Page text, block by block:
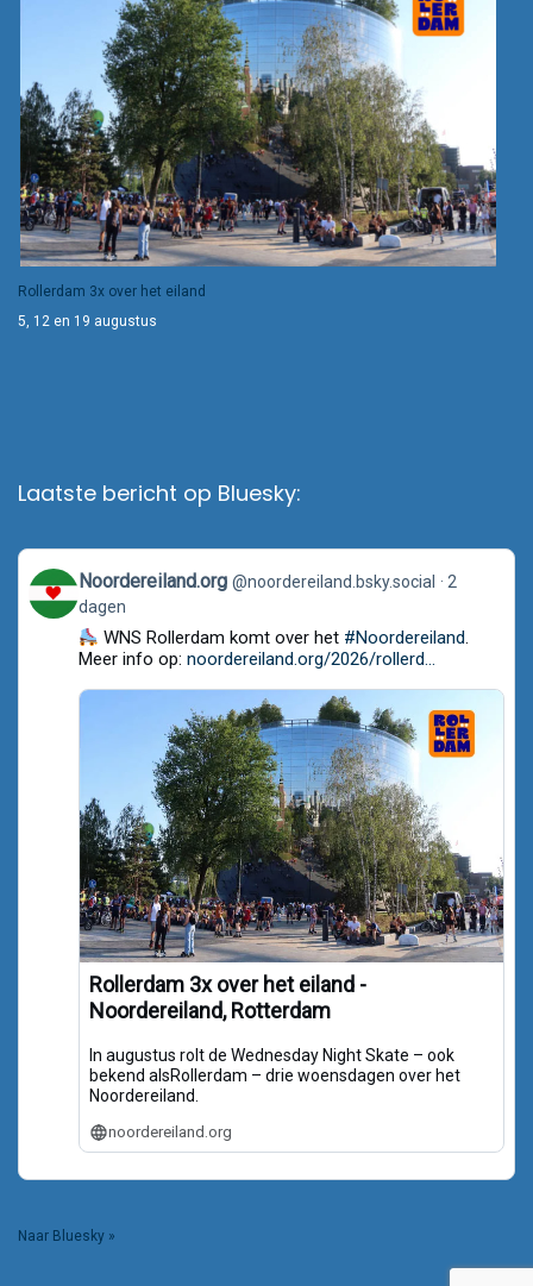
Rollerdam 3x over het eiland
5, 12 en 19 augustus
Laatste bericht op Bluesky:
View
post
by
Noordereiland.org
Bluesky
Noordereiland.org @noordereiland.bsky.social
2
dagen
WNS Rollerdam komt over het #Noordereiland.
Meer info op: noordereiland.org/2026/rollerd...
Rollerdam 3x over het eiland -
Noordereiland, Rotterdam
In augustus rolt de Wednesday Night Skate – ook
bekend alsRollerdam – drie woensdagen over het
Noordereiland.
noordereiland.org
Naar Bluesky »